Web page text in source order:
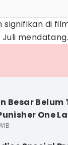
di
mendatang.
Besar Belum
One